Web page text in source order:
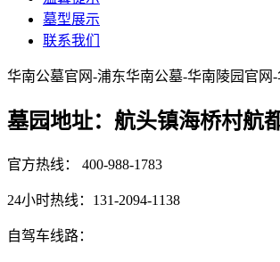
墓型展示
联系我们
华南公墓官网-浦东华南公墓-华南陵园官网
墓园地址：航头镇海桥村航
官方热线： 400-988-1783
24小时热线：131-2094-1138
自驾车线路：